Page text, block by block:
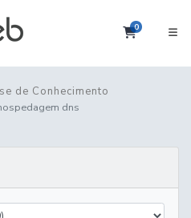
0Carrinho
de Conhecimento
dns